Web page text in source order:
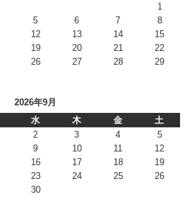
1
5 6 7
8
12 13 14
15
19 20 21
22
26 27 28
29
2026年9月
水 木 金
土
2 3 4
5
9 10 11
12
16 17 18
19
23 24 25
26
30